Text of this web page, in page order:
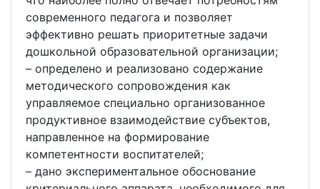
современного педагога и позволяет
эффективно решать приоритетные задачи
дошкольной образовательной организации;
– определено и реализовано содержание
методического сопровождения как
управляемое специально организованное
продуктивное взаимодействие субъектов,
направленное на формирование
компетентности воспитателей;
– дано экспериментальное обоснование